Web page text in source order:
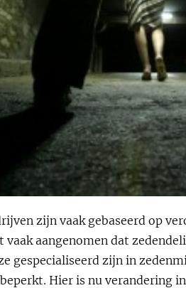
zijn vaak gebaseerd op
vaak aangenomen dat
gespecialiseerd zijn in
Hier is nu verandering